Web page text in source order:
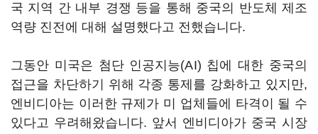
국 지역 간 내부 경쟁 등을 통해 중국의 반도체 제조
역량 진전에 대해 설명했다고 전했습니다.
그동안 미국은 첨단 인공지능(AI) 칩에 대한 중국의
접근을 차단하기 위해 각종 통제를 강화하고 있지만,
엔비디아는 이러한 규제가 미 업체들에 타격이 될 수
있다고 우려해왔습니다. 앞서 엔비디아가 중국 시장